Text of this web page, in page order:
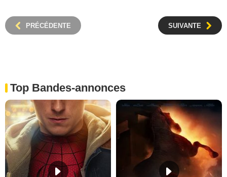
PRÉCÉDENTE SUIVANTE
Top Bandes-annonces